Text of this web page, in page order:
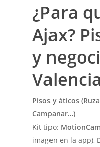
¿Para
Ajax?
y
Valencia
Pisos y áticos
Campanar…)
Kit tipo:
imagen en la app),